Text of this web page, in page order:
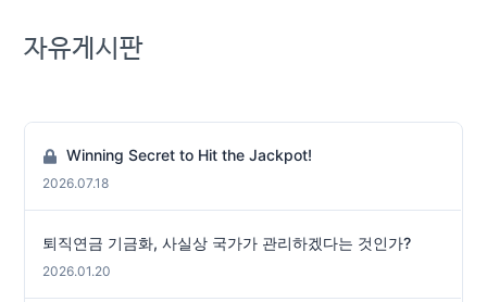
자유게시판
Winning Secret to Hit the Jackpot!
2026.07.18
퇴직연금 기금화, 사실상 국가가 관리하겠다는 것인가?
2026.01.20